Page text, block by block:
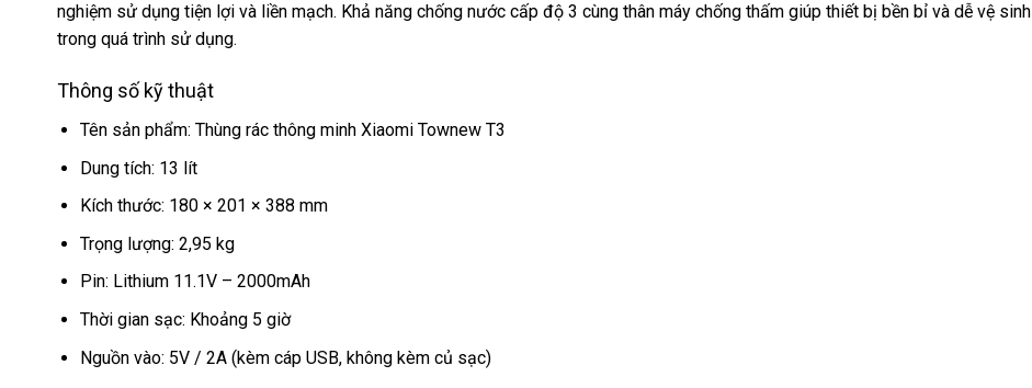
nghiệm sử dụng tiện lợi và liền mạch. Khả năng chống nước cấp độ 3 cùng thân máy chống thấm giúp thiết bị bền bỉ và dễ vệ sinh
trong quá trình sử dụng.
Thông số kỹ thuật
Tên sản phẩm: Thùng rác thông minh Xiaomi Townew T3
Dung tích: 13 lít
Kích thước: 180 × 201 × 388 mm
Trọng lượng: 2,95 kg
Pin: Lithium 11.1V – 2000mAh
Thời gian sạc: Khoảng 5 giờ
Nguồn vào: 5V / 2A (kèm cáp USB, không kèm củ sạc)